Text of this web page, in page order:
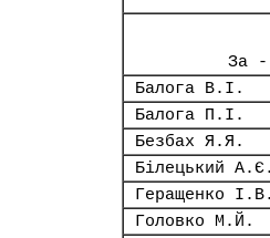
За -
Балога В.І.
Балога П.І.
Безбах Я.Я.
Білецький А.Є.
Геращенко І.В.
Головко М.Й.